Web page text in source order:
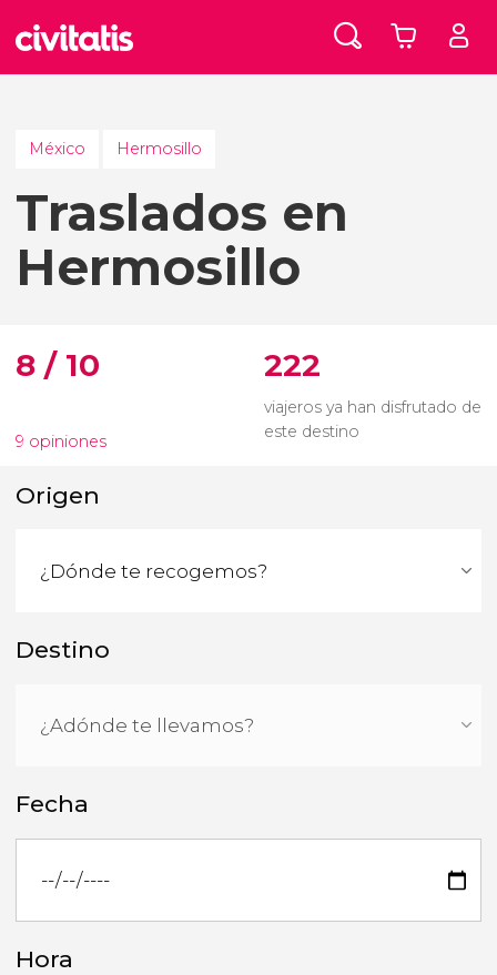
México Hermosillo
Traslados en
Hermosillo
8 / 10
9 opiniones
222
viajeros ya han disfrutado de
este destino
Origen
Destino
Fecha
Hora